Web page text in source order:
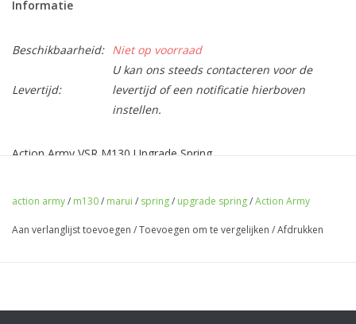
Informatie
Beschikbaarheid: Niet op voorraad
Levertijd:
U kan ons steeds contacteren voor de
levertijd of een notificatie hierboven
instellen.
Action Army VSR M130 Upgrade Spring
action army/ m130/ marui / spring/ upgrade spring/Action Army
Aan verlanglijst toevoegen /Toevoegen om te vergelijken /Afdrukken